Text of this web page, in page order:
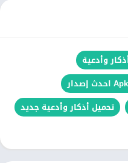
وأدعية
تحميل أذكار وأدعية جديد